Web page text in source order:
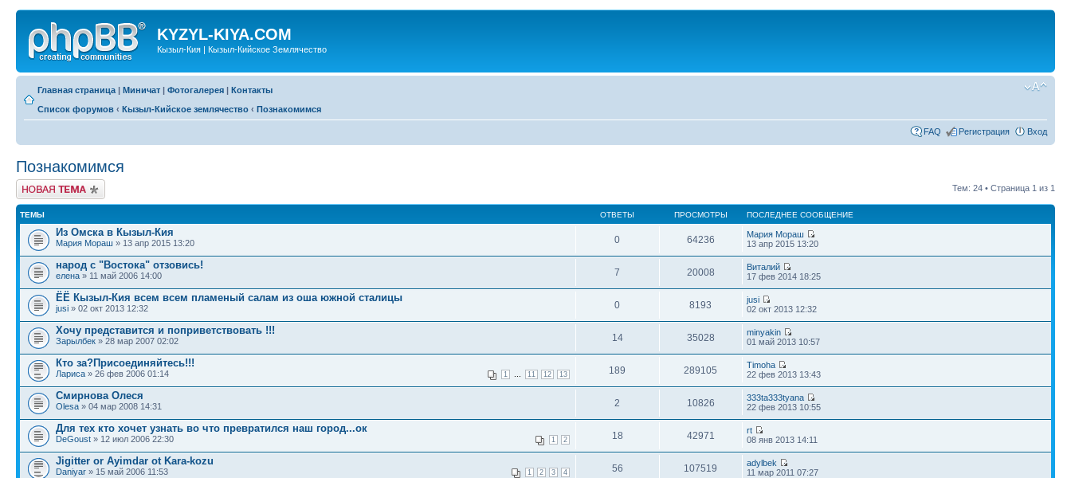
KYZYL-KIYA.COM
Кызыл-Кия | Кызыл-Кийское Землячество
Главная страница | Миничат | Фотогалерея | Контакты
Список форумов ‹ Кызыл-Кийское землячество ‹ Познакомимся
FAQ Регистрация Вход
Познакомимся
Новая тема Тем: 24 • Страница 1 из 1
ТЕМЫ ОТВЕТЫ ПРОСМОТРЫ ПОСЛЕДНЕЕ СООБЩЕНИЕ
Из Омска в Кызыл-Кия
Мария Мораш » 13 апр 2015 13:20 0 64236
Мария Мораш
13 апр 2015 13:20
народ с "Востока" отзовись!
елена » 11 май 2006 14:00 7 20008
Виталий
17 фев 2014 18:25
ЁЁ Кызыл-Кия всем всем пламеный салам из оша южной сталицы
jusi » 02 окт 2013 12:32 0 8193
jusi
02 окт 2013 12:32
Хочу представится и поприветствовать !!!
Зарылбек » 28 мар 2007 02:02 14 35028
minyakin
01 май 2013 10:57
Кто за?Присоединяйтесь!!!
1 11 12 13
Лариса » 26 фев 2006 01:14 189 289105
Timoha
22 фев 2013 13:43
Смирнова Олеся
Olesa » 04 мар 2008 14:31 2 10826
333ta333tyana
22 фев 2013 10:55
Для тех кто хочет узнать во что превратился наш город...ок
1 2
DeGoust » 12 июл 2006 22:30 18 42971
rt
08 янв 2013 14:11
Jigitter or Ayimdar ot Kara-kozu
1 2 3 4
Daniyar » 15 май 2006 11:53 56 107519
adylbek
11 мар 2011 07:27